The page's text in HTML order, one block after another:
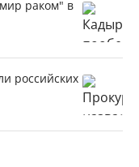
раком" в
российских